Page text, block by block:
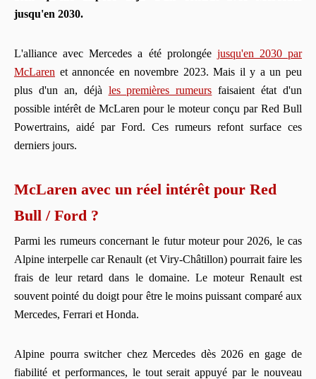
jusqu'en 2030.
L'alliance avec Mercedes a été prolongée jusqu'en 2030 par
McLaren et annoncée en novembre 2023. Mais il y a un peu
plus d'un an, déjà les premières rumeurs faisaient état d'un
possible intérêt de McLaren pour le moteur conçu par Red Bull
Powertrains, aidé par Ford. Ces rumeurs refont surface ces
derniers jours.
McLaren avec un réel intérêt pour Red
Bull / Ford ?
Parmi les rumeurs concernant le futur moteur pour 2026, le cas
Alpine interpelle car Renault (et Viry-Châtillon) pourrait faire les
frais de leur retard dans le domaine. Le moteur Renault est
souvent pointé du doigt pour être le moins puissant comparé aux
Mercedes, Ferrari et Honda.
Alpine pourra switcher chez Mercedes dès 2026 en gage de
fiabilité et performances, le tout serait appuyé par le nouveau